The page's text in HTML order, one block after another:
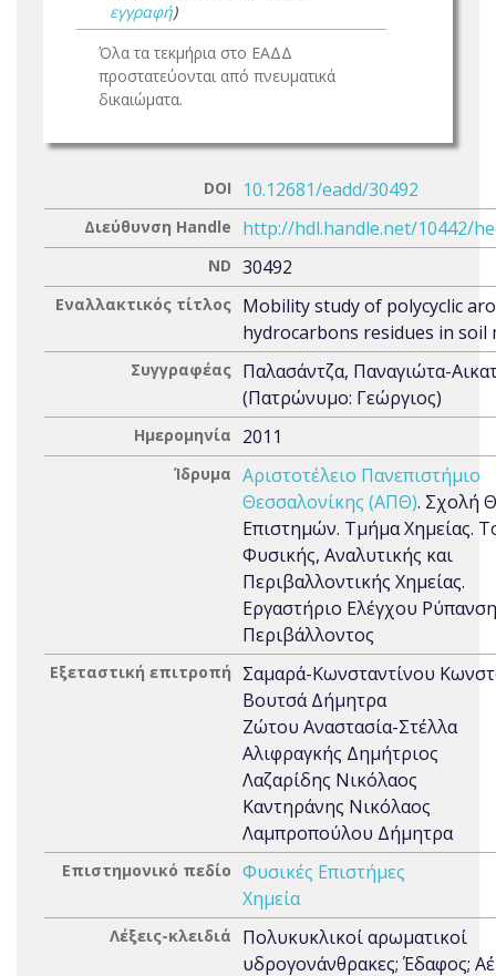
εγγραφή)
Όλα τα τεκμήρια στο ΕΑΔΔ
προστατεύονται από πνευματικά
δικαιώματα.
DOI 10.12681/eadd/30492
Διεύθυνση Handle http://hdl.handle.net/10442/
ND 30492
Εναλλακτικός τίτλος Mobility study of polycyclic
hydrocarbons residues in soil
Συγγραφέας Παλασάντζα, Παναγιώτα-
(Πατρώνυμο: Γεώργιος)
Ημερομηνία 2011
Ίδρυμα Αριστοτέλειο Πανεπιστήμιο
Θεσσαλονίκης (ΑΠΘ). Σχολή
Επιστημών. Τμήμα Χημείας.
Φυσικής, Αναλυτικής και
Περιβαλλοντικής Χημείας.
Εργαστήριο Ελέγχου
Περιβάλλοντος
Εξεταστική επιτροπή
Σαμαρά-Κωνσταντίνου
Βουτσά Δήμητρα
Ζώτου Αναστασία-Στέλλα
Αλιφραγκής Δημήτριος
Λαζαρίδης Νικόλαος
Καντηράνης Νικόλαος
Λαμπροπούλου Δήμητρα
Επιστημονικό πεδίο Φυσικές Επιστήμες
Χημεία
Λέξεις-κλειδιά
Πολυκυκλικοί αρωματικοί
υδρογονάνθρακες; Έδαφος;